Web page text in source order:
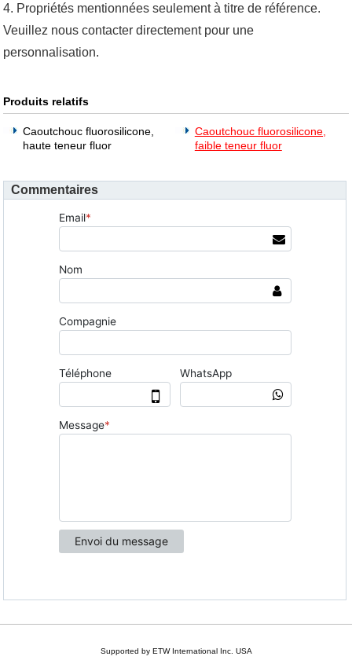
4. Propriétés mentionnées seulement à titre de référence.
Veuillez nous contacter directement pour une
personnalisation.
Produits relatifs
Caoutchouc fluorosilicone,
haute teneur fluor
Caoutchouc fluorosilicone,
faible teneur fluor
Commentaires
Supported by ETW International Inc. USA